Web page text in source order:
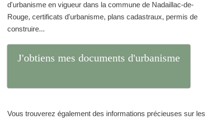
d'urbanisme en vigueur dans la commune de Nadaillac-de-
Rouge, certificats d'urbanisme, plans cadastraux, permis de
construire...
J'obtiens mes documents d'urbanisme
Vous trouverez également des informations précieuses sur les